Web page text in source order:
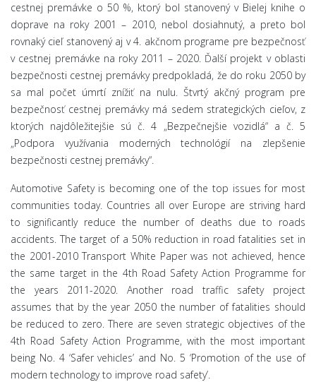
cestnej premávke o 50 %, ktorý bol stanovený v Bielej knihe o
doprave na roky 2001 – 2010, nebol dosiahnutý, a preto bol
rovnaký cieľ stanovený aj v 4. akčnom programe pre bezpečnosť
v cestnej premávke na roky 2011 – 2020. Ďalší projekt v oblasti
bezpečnosti cestnej premávky predpokladá, že do roku 2050 by
sa mal počet úmrtí znížiť na nulu. Štvrtý akčný program pre
bezpečnosť cestnej premávky má sedem strategických cieľov, z
ktorých najdôležitejšie sú č. 4 „Bezpečnejšie vozidlá“ a č. 5
„Podpora využívania moderných technológií na zlepšenie
bezpečnosti cestnej premávky“.
Automotive Safety is becoming one of the top issues for most
communities today. Countries all over Europe are striving hard
to significantly reduce the number of deaths due to roads
accidents. The target of a 50% reduction in road fatalities set in
the 2001-2010 Transport White Paper was not achieved, hence
the same target in the 4th Road Safety Action Programme for
the years 2011-2020. Another road traffic safety project
assumes that by the year 2050 the number of fatalities should
be reduced to zero. There are seven strategic objectives of the
4th Road Safety Action Programme, with the most important
being No. 4 ‘Safer vehicles’ and No. 5 ‘Promotion of the use of
modern technology to improve road safety’.